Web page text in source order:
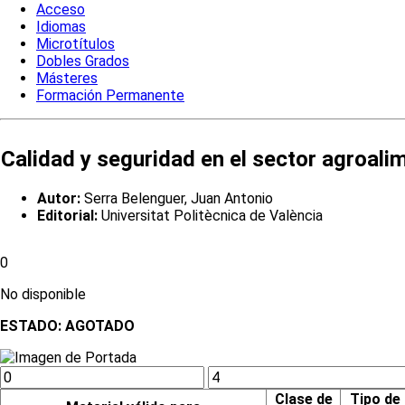
Acceso
Idiomas
Microtítulos
Dobles Grados
Másteres
Formación Permanente
Calidad y seguridad en el sector
Autor: Serra Belenguer, Juan Antonio
Editorial: Universitat Politècnica de València
0
No disponible
ESTADO: AGOTADO
Clase de
Tipo de